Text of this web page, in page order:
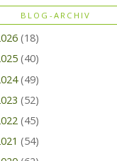
BLOG-ARCHIV
(18)
(40)
(49)
(52)
(45)
(54)